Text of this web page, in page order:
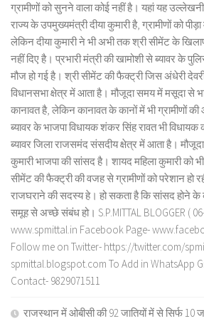
ग्रामीणों को सुनने वाला कोई नहीं है। यहां यह
राज्य के उपमुख्यमंत्री दीया कुमारी है, ग्रामीणों को
लेकिन दीया कुमारी ने भी अभी तक श्री सीमेंट के
नहीं दिए है। प्रभारी मंत्री की खामोशी से ब्यावर के
मौज हो गई है। श्री सीमेंट की फैक्ट्री जिस अंधेरी
विधानसभा क्षेत्र में आता है। मौजूदा समय में मसूदा से
कानावत है, लेकिन कानावत के कानों में भी ग्रामीणों
ब्यावर के भाजपा विधायक शंकर सिंह रावत भी
ब्यावर जिला राजसमंद संसदीय क्षेत्र में आता है।
कुमारी भाजपा की सांसद है। शायद महिला कुमारी को भी
सीमेंट की फैक्ट्री की वजह से ग्रामीणों को परेशान हो
राजघराने की सदस्य हे। हो सकता है कि सांसद होने के
समूह से अच्छे संबंध हो। S.P.MITTAL BLOGGER (
www.spmittal.in Facebook Page-
Follow me on Twitter- https://twitter.com/
spmittal.blogspot.com To Add in WhatsApp
Contact- 9829071511
राजस्थान में ओबीसी की 92 जातियों में से सिर्फ 10